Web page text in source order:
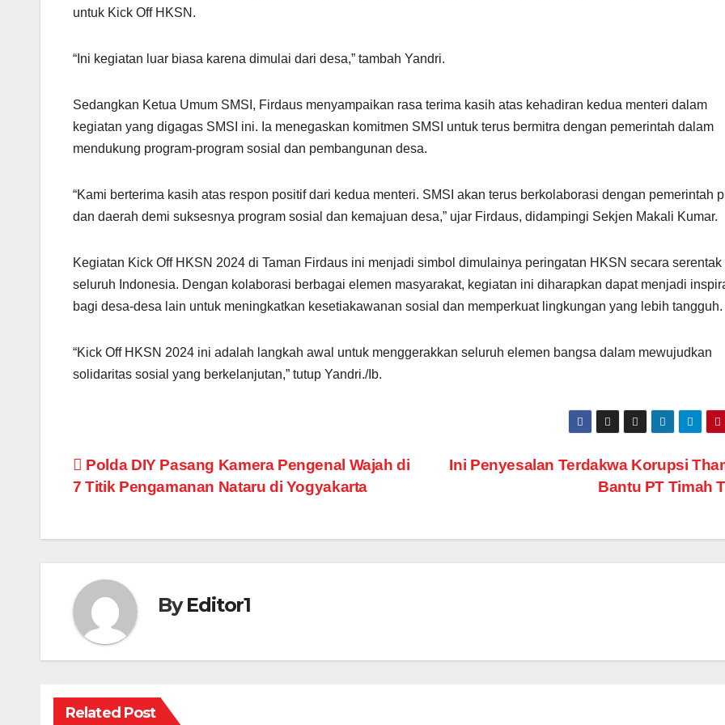
untuk Kick Off HKSN.
“Ini kegiatan luar biasa karena dimulai dari desa,” tambah Yandri.
Sedangkan Ketua Umum SMSI, Firdaus menyampaikan rasa terima kasih atas kehadiran kedua menteri dalam
kegiatan yang digagas SMSI ini. Ia menegaskan komitmen SMSI untuk terus bermitra dengan pemerintah dalam
mendukung program-program sosial dan pembangunan desa.
“Kami berterima kasih atas respon positif dari kedua menteri. SMSI akan terus berkolaborasi dengan pemerintah
dan daerah demi suksesnya program sosial dan kemajuan desa,” ujar Firdaus, didampingi Sekjen Makali Kumar.
Kegiatan Kick Off HKSN 2024 di Taman Firdaus ini menjadi simbol dimulainya peringatan HKSN secara serentak
seluruh Indonesia. Dengan kolaborasi berbagai elemen masyarakat, kegiatan ini diharapkan dapat menjadi
bagi desa-desa lain untuk meningkatkan kesetiakawanan sosial dan memperkuat lingkungan yang lebih tangguh.
“Kick Off HKSN 2024 ini adalah langkah awal untuk menggerakkan seluruh elemen bangsa dalam mewujudkan
solidaritas sosial yang berkelanjutan,” tutup Yandri./Ib.
Post
navigation
Ini Penyesalan Terdakwa Korupsi
Bantu PT Timah
Polda DIY Pasang Kamera Pengenal Wajah di
7 Titik Pengamanan Nataru di Yogyakarta
ByEditor1
Related Post